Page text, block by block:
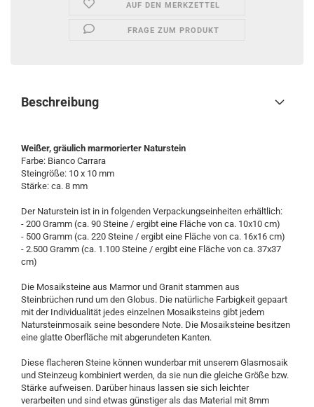
AUF DEN MERKZETTEL
FRAGE ZUM PRODUKT
Beschreibung
Weißer, gräulich marmorierter Naturstein
Farbe: Bianco Carrara
Steingröße: 10 x 10 mm
Stärke: ca. 8 mm
Der Naturstein ist in in folgenden Verpackungseinheiten erhältlich:
- 200 Gramm (ca. 90 Steine / ergibt eine Fläche von ca. 10x10 cm)
- 500 Gramm (ca. 220 Steine / ergibt eine Fläche von ca. 16x16 cm)
- 2.500 Gramm (ca. 1.100 Steine / ergibt eine Fläche von ca. 37x37
cm)
Die Mosaiksteine aus Marmor und Granit stammen aus
Steinbrüchen rund um den Globus. Die natürliche Farbigkeit gepaart
mit der Individualität jedes einzelnen Mosaiksteins gibt jedem
Natursteinmosaik seine besondere Note. Die Mosaiksteine besitzen
eine glatte Oberfläche mit abgerundeten Kanten.
Diese flacheren Steine können wunderbar mit unserem Glasmosaik
und Steinzeug kombiniert werden, da sie nun die gleiche Größe bzw.
Stärke aufweisen. Darüber hinaus lassen sie sich leichter
verarbeiten und sind etwas günstiger als das Material mit 8mm